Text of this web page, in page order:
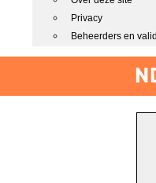
Privacy
Beheerders en